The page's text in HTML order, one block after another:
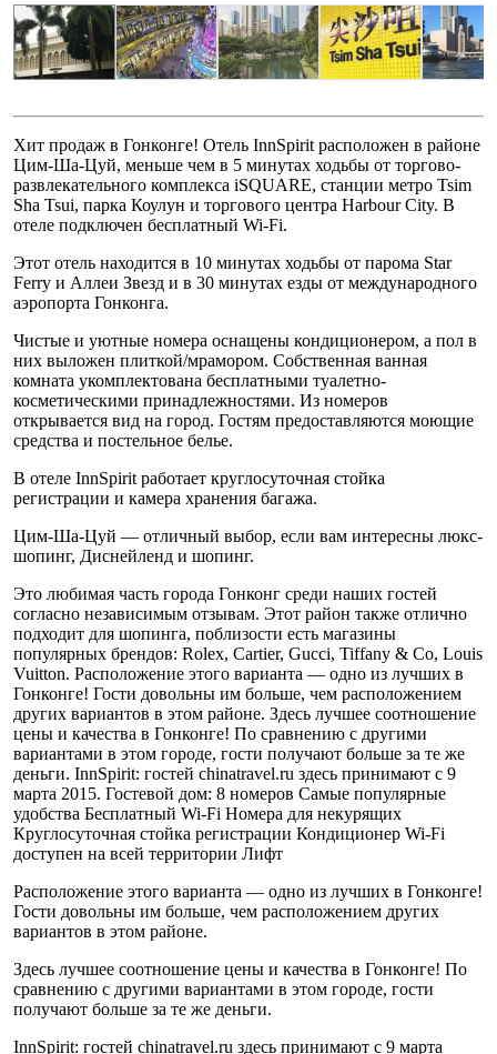
Хит продаж в Гонконге! Отель InnSpirit расположен в районе
Цим-Ша-Цуй, меньше чем в 5 минутах ходьбы от торгово-
развлекательного комплекса iSQUARE, станции метро Tsim
Sha Tsui, парка Коулун и торгового центра Harbour City. В
отеле подключен бесплатный Wi-Fi.
Этот отель находится в 10 минутах ходьбы от парома Star
Ferry и Аллеи Звезд и в 30 минутах езды от международного
аэропорта Гонконга.
Чистые и уютные номера оснащены кондиционером, а пол в
них выложен плиткой/мрамором. Собственная ванная
комната укомплектована бесплатными туалетно-
косметическими принадлежностями. Из номеров
открывается вид на город. Гостям предоставляются моющие
средства и постельное белье.
В отеле InnSpirit работает круглосуточная стойка
регистрации и камера хранения багажа.
Цим-Ша-Цуй — отличный выбор, если вам интересны люкс-
шопинг, Диснейленд и шопинг.
Это любимая часть города Гонконг среди наших гостей
согласно независимым отзывам. Этот район также отлично
подходит для шопинга, поблизости есть магазины
популярных брендов: Rolex, Cartier, Gucci, Tiffany & Co, Louis
Vuitton. Расположение этого варианта — одно из лучших в
Гонконге! Гости довольны им больше, чем расположением
других вариантов в этом районе. Здесь лучшее соотношение
цены и качества в Гонконге! По сравнению с другими
вариантами в этом городе, гости получают больше за те же
деньги. InnSpirit: гостей chinatravel.ru здесь принимают с 9
марта 2015. Гостевой дом: 8 номеров Самые популярные
удобства Бесплатный Wi-Fi Номера для некурящих
Круглосуточная стойка регистрации Кондиционер Wi-Fi
доступен на всей территории Лифт
Расположение этого варианта — одно из лучших в Гонконге!
Гости довольны им больше, чем расположением других
вариантов в этом районе.
Здесь лучшее соотношение цены и качества в Гонконге! По
сравнению с другими вариантами в этом городе, гости
получают больше за те же деньги.
InnSpirit: гостей chinatravel.ru здесь принимают с 9 марта